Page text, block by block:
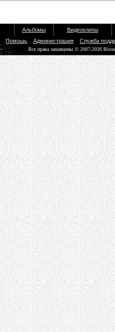
Альбомы
Видеоклипы
Помощь Администрация Служба
Все права защищены © 2007-2026